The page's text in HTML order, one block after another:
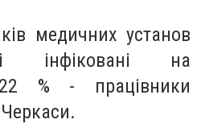
медичних установ
інфіковані на
22 % - працівники